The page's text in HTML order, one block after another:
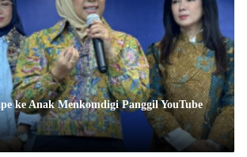
ke Anak Menkomdigi Panggil YouTube